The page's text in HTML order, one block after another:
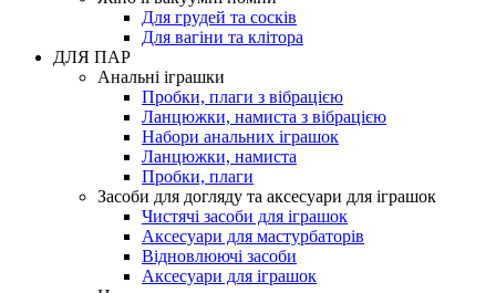
Для грудей та сосків
Для вагіни та клітора
ДЛЯ ПАР
Анальні іграшки
Пробки, плаги з вібрацією
Ланцюжки, намиста з вібрацією
Набори анальних іграшок
Ланцюжки, намиста
Пробки, плаги
Засоби для догляду та аксесуари для іграшок
Чистячі засоби для іграшок
Аксесуари для мастурбаторів
Відновлюючі засоби
Аксесуари для іграшок